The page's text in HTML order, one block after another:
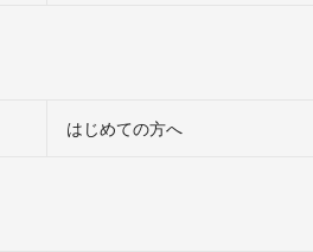
はじめての方へ